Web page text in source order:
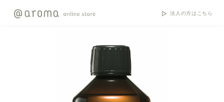
法人の方はこちら